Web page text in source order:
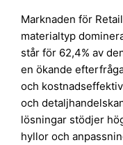
Marknaden för
materialtyp
står för 62,4% av
en ökande
och
och
lösningar stödjer
hyllor och